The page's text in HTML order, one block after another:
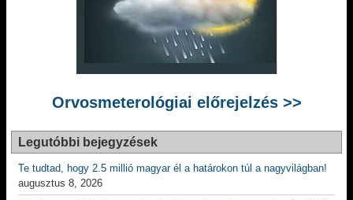
Orvosmeterológiai előrejelzés >>
Legutóbbi bejegyzések
Te tudtad, hogy 2.5 millió magyar él a határokon túl a nagyvilágban!
augusztus 8, 2026